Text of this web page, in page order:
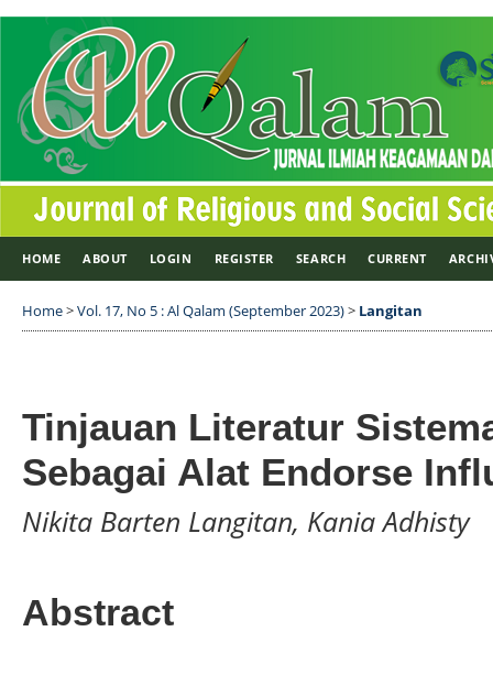
HOME ABOUT LOGIN REGISTER SEARCH CURRENT
Home>Vol. 17, No 5 : Al Qalam (September 2023)> Langitan
Tinjauan Literatur
Sebagai Alat Endorse
Nikita Barten Langitan, Kania Adhisty
Abstract